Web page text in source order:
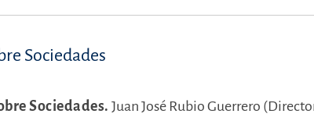
Sociedades
Sociedades. Juan José Rubio Guerrero